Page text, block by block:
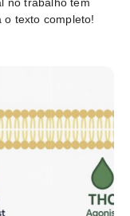
o texto completo!